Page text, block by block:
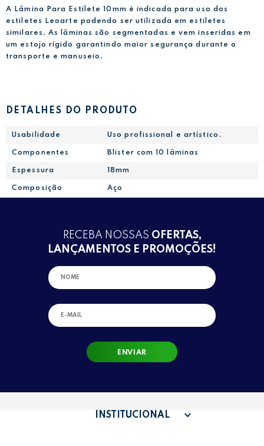
A Lâmina Para Estilete 10mm é indicada para uso dos
estiletes Leoarte podendo ser utilizada em estiletes
similares. As lâminas são segmentadas e vem inseridas em
um estojo rígido garantindo maior segurança durante o
transporte e manuseio.
DETALHES DO PRODUTO
Usabilidade Uso profissional e artístico.
Componentes Blister com 10 lâminas
Espessura 18mm
Composição Aço
RECEBA NOSSAS OFERTAS,
LANÇAMENTOS E PROMOÇÕES!
ENVIAR
INSTITUCIONAL